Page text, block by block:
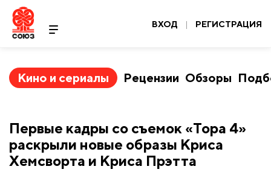
ВХОД | РЕГИСТРАЦИЯ
Кино и сериалы Рецензии Обзоры
Первые кадры со съемок «Тора 4»
раскрыли новые образы Криса
Хемсворта и Криса Прэтта